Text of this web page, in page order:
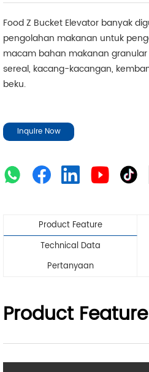
Food Z Bucket Elevator banyak
pengolahan makanan untuk
macam bahan makanan
sereal, kacang-kacangan,
beku.
Inquire Now
Product Feature
Technical Data
Pertanyaan
Product Feature